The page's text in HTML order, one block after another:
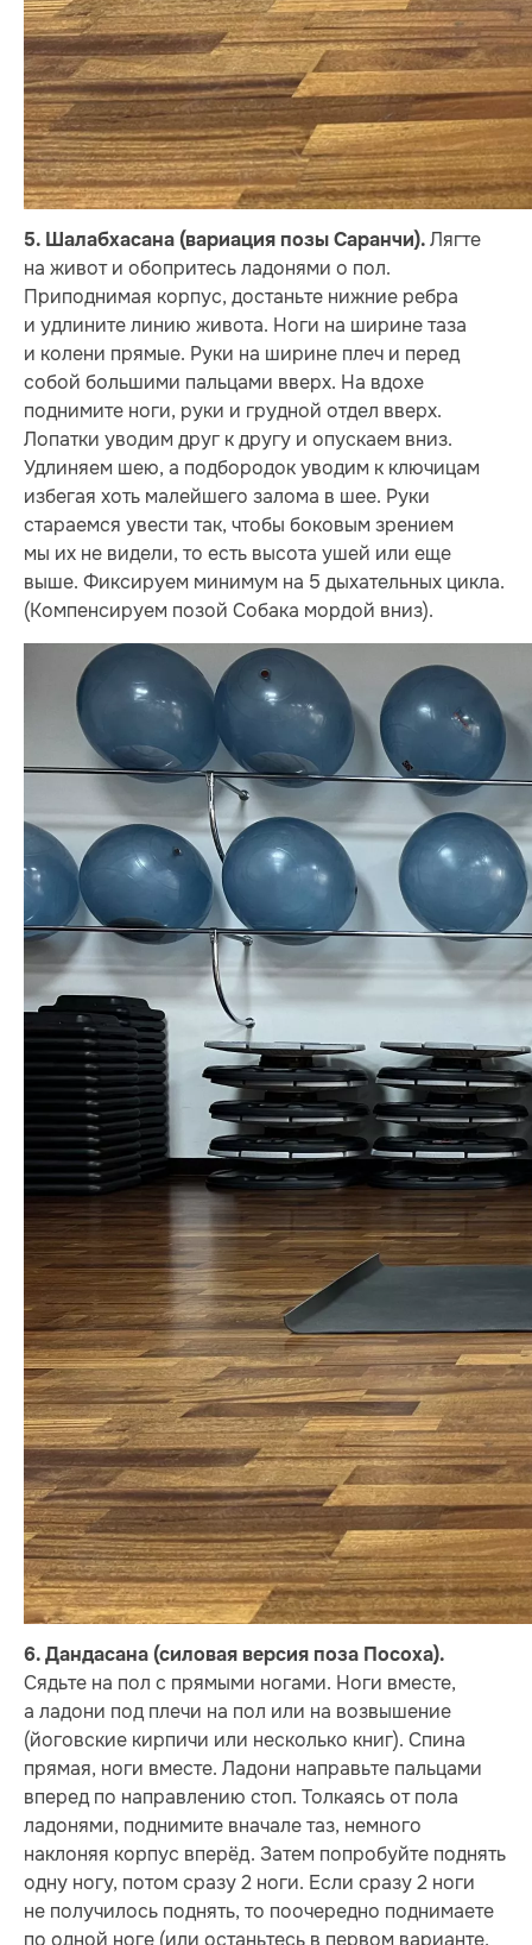
5. Шалабхасана (вариация позы Саранчи). Лягте
на живот и обопритесь ладонями о пол.
Приподнимая корпус, достаньте нижние ребра
и удлините линию живота. Ноги на ширине таза
и колени прямые. Руки на ширине плеч и перед
собой большими пальцами вверх. На вдохе
поднимите ноги, руки и грудной отдел вверх.
Лопатки уводим друг к другу и опускаем вниз.
Удлиняем шею, а подбородок уводим к ключицам
избегая хоть малейшего залома в шее. Руки
стараемся увести так, чтобы боковым зрением
мы их не видели, то есть высота ушей или еще
выше. Фиксируем минимум на 5 дыхательных цикла.
(Компенсируем позой Собака мордой вниз).
6. Дандасана (силовая версия поза Посоха).
Сядьте на пол с прямыми ногами. Ноги вместе,
а ладони под плечи на пол или на возвышение
(йоговские кирпичи или несколько книг). Спина
прямая, ноги вместе. Ладони направьте пальцами
вперед по направлению стоп. Толкаясь от пола
ладонями, поднимите вначале таз, немного
наклоняя корпус вперёд. Затем попробуйте поднять
одну ногу, потом сразу 2 ноги. Если сразу 2 ноги
не получилось поднять, то поочередно поднимаете
по одной ноге (или останьтесь в первом варианте,